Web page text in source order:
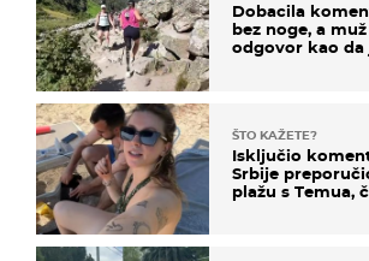
Dobacila
bez noge, a
odgovor kao da
ŠTO KAŽETE?
Isključio
Srbije
plažu s Temua,